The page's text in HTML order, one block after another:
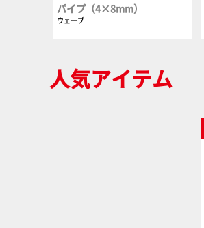
パイプ（4×8mm）
ウェーブ
人気アイテム